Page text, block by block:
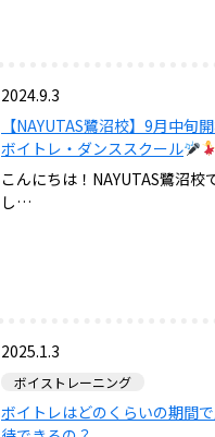
2024.9.3
【NAYUTAS鷺沼校】9月中旬
ボイトレ・ダンススクール
こんにちは！NAYUTAS鷺沼校
し…
2025.1.3
ボイストレーニング
ボイトレはどのくらいの期間